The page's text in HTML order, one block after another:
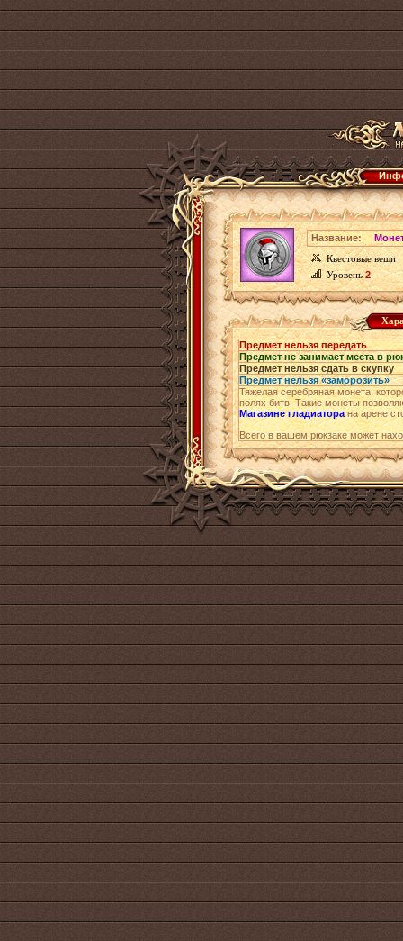
Название:
Квестовые вещи
Уровень2
Предмет нельзя передать
Предмет не занимает места в
Предмет нельзя сдать в скупку
Предмет нельзя «заморозить»
Тяжелая серебряная монета,
полях битв. Такие монеты
Магазине гладиаторана арене
Всего в вашем рюкзаке может